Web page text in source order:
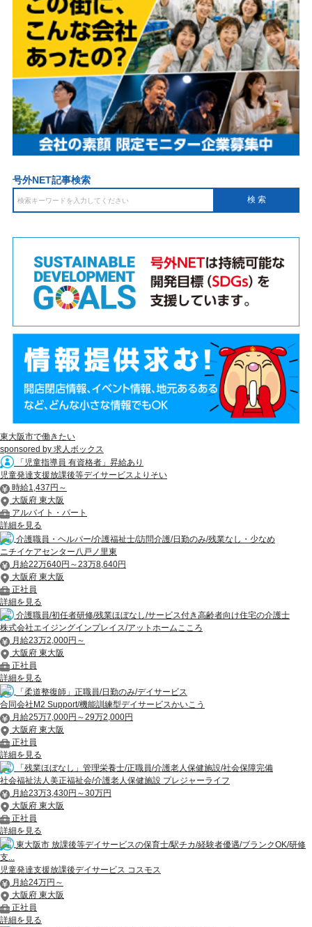
号外NET記事検索
東大阪市で働きたい
sponsored by 求人ボックス
「児童指導員 有資格者」昇給あり
児童発達支援放課後等デイサービスよりそい
時給1,437円～
大阪府 東大阪
アルバイト・パート
詳細を見る
介護職員・ヘルパー/介護福祉士/訪問介護/日勤のみ/残業なし・少なめ
ニチイケアセンター八戸ノ里東
月給22万640円～23万8,640円
大阪府 東大阪
正社員
詳細を見る
介護職員/初任者研修/残業ほぼなし/サービス付き高齢者向け住宅の介護士
株式会社エイジングインプレイス/アットホームこころ
月給23万2,000円～
大阪府 東大阪
正社員
詳細を見る
「柔道整復師」正職員/日勤のみ/デイサービス
合同会社M2 Support/機能訓練型デイサービスかいこう
月給25万7,000円～29万2,000円
大阪府 東大阪
正社員
詳細を見る
「残業ほぼなし」管理栄養士/正職員/介護老人保健施設/社会保障完備
社会福祉法人美正福祉会/介護老人保健施設 プレジャーライフ
月給23万3,430円～30万円
大阪府 東大阪
正社員
詳細を見る
東大阪市 放課後等デイサービスの保育士/駅チカ/経験者優遇/ブランクOK/研修
支...
児童発達支援放課後デイサービス コスモス
月給24万円～
大阪府 東大阪
正社員
詳細を見る